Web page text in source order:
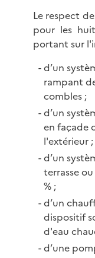
Le respect
pour les
portant sur
d’un
rampant
combles ;
d’un
en façade
l'extérieur ;
d’un
terrasse
% ;
d’un
dispositif
d'eau
d’une